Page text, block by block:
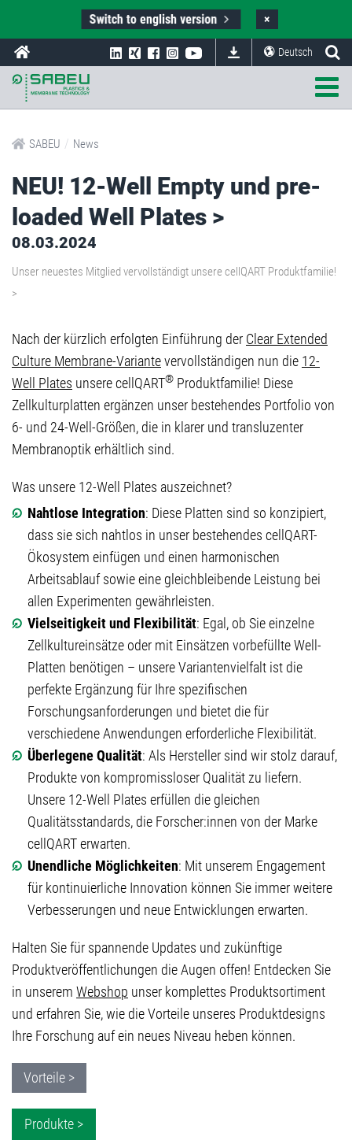
Switch to english version ×
Deutsch
SABEU / News
NEU! 12-Well Empty und pre-
loaded Well Plates >
08.03.2024
Unser neuestes Mitglied vervollständigt unsere cellQART Produktfamilie!
>
Nach der kürzlich erfolgten Einführung der Clear Extended
Culture Membrane-Variantevervollständigen nun die 12-
Well Plates unsere cellQART® Produktfamilie! Diese
Zellkulturplatten ergänzen unser bestehendes Portfolio von
6- und 24-Well-Größen, die in klarer und transluzenter
Membranoptik erhältlich sind.
Was unsere 12-Well Plates auszeichnet?
Nahtlose Integration: Diese Platten sind so konzipiert,
dass sie sich nahtlos in unser bestehendes cellQART-
Ökosystem einfügen und einen harmonischen
Arbeitsablauf sowie eine gleichbleibende Leistung bei
allen Experimenten gewährleisten.
Vielseitigkeit und Flexibilität: Egal, ob Sie einzelne
Zellkultureinsätze oder mit Einsätzen vorbefüllte Well-
Platten benötigen – unsere Variantenvielfalt ist die
perfekte Ergänzung für Ihre spezifischen
Forschungsanforderungen und bietet die für
verschiedene Anwendungen erforderliche Flexibilität.
Überlegene Qualität: Als Hersteller sind wir stolz darauf,
Produkte von kompromissloser Qualität zu liefern.
Unsere 12-Well Plates erfüllen die gleichen
Qualitätsstandards, die Forscher:innen von der Marke
cellQART erwarten.
Unendliche Möglichkeiten: Mit unserem Engagement
für kontinuierliche Innovation können Sie immer weitere
Verbesserungen und neue Entwicklungen erwarten.
Halten Sie für spannende Updates und zukünftige
Produktveröffentlichungen die Augen offen! Entdecken Sie
in unserem Webshop unser komplettes Produktsortiment
und erfahren Sie, wie die Vorteile unseres Produktdesigns
Ihre Forschung auf ein neues Niveau heben können.
Vorteile >
Produkte >